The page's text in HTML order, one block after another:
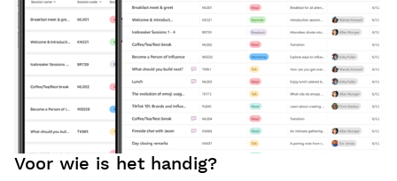
Voor wie is het handig?